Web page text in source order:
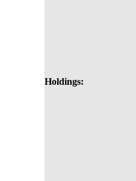
Holdings: